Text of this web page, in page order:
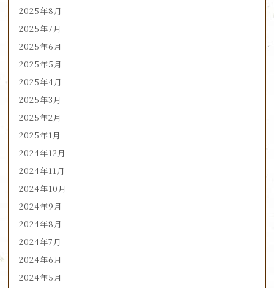
2025年8月
2025年7月
2025年6月
2025年5月
2025年4月
2025年3月
2025年2月
2025年1月
2024年12月
2024年11月
2024年10月
2024年9月
2024年8月
2024年7月
2024年6月
2024年5月